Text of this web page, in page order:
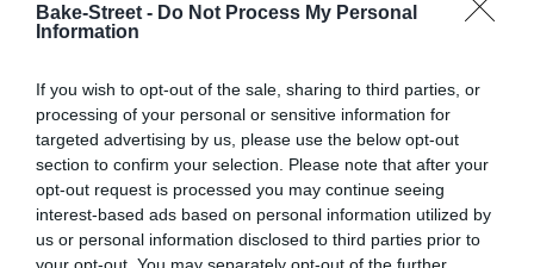
Bake-Street - Do Not Process My Personal
Information
If you wish to opt-out of the sale, sharing to third parties, or
processing of your personal or sensitive information for
targeted advertising by us, please use the below opt-out
section to confirm your selection. Please note that after your
opt-out request is processed you may continue seeing
interest-based ads based on personal information utilized by
us or personal information disclosed to third parties prior to
your opt-out. You may separately opt-out of the further
Formamos un batard, de nuevo lo formé como
los panaderos de
Colocamos la masa en el banneton, cubrimos
con film o introducimos en una bolsa grande
para congelar, cerramos bien y guardamos en
el frigorífico. En total tuvo un segunda
fermentación de24 horasen frío.